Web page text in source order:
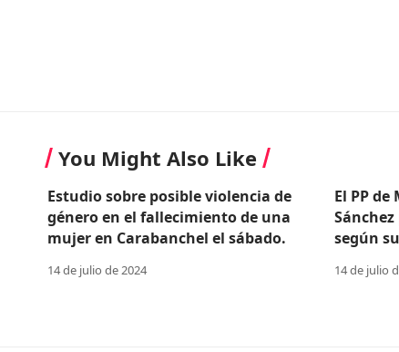
You Might Also Like
Estudio sobre posible violencia de
género en el fallecimiento de una
mujer en Carabanchel el sábado.
14 de julio de 2024
El PP
según
14 de julio